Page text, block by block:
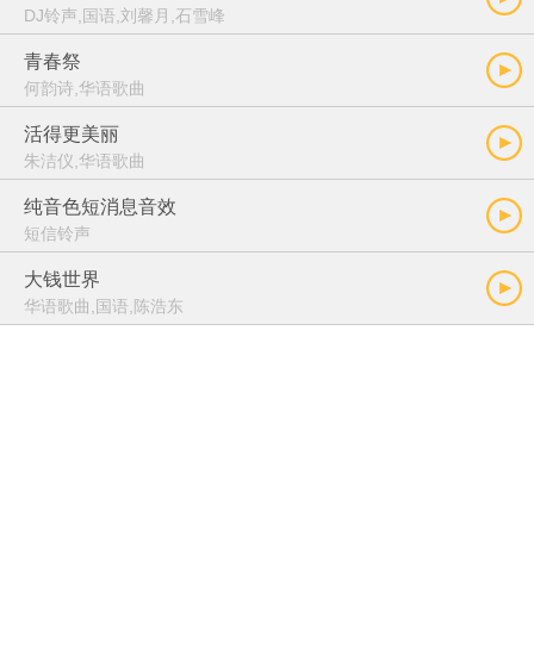
DJ铃声,国语,刘馨月,石雪峰
青春祭
何韵诗,华语歌曲
活得更美丽
朱洁仪,华语歌曲
纯音色短消息音效
短信铃声
大钱世界
华语歌曲,国语,陈浩东